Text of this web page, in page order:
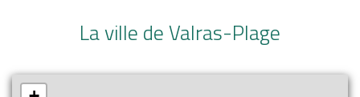
La ville de Valras-Plage